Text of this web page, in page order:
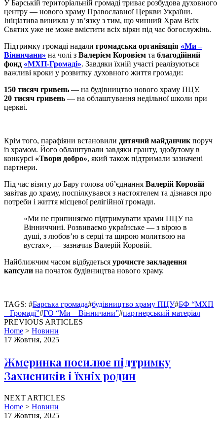
У Барській територіальній громаді триває розбудова духовного
центру — нового храму Православної Церкви України.
Ініціатива виникла у зв’язку з тим, що чинний Храм Всіх
Святих уже не може вмістити всіх вірян під час богослужінь.
Підтримку громаді надали громадська організація «Ми –
Вінничани» на чолі з Валерієм Коровієм та благодійний
фонд «МХП-Громаді». Завдяки їхній участі реалізуються
важливі кроки у розвитку духовного життя громади:
150 тисяч гривень — на будівництво нового храму ПЦУ.
20 тисяч гривень — на облаштування недільної школи при
церкві.
Крім того, парафіяни встановили дитячий майданчик поруч
із храмом. Його облаштували завдяки гранту, здобутому в
конкурсі «Твори добро», який також підтримали зазначені
партнери.
Під час візиту до Бару голова об’єднання Валерій Коровій
завітав до храму, поспілкувався з настоятелем та дізнався про
потреби і життя місцевої релігійної громади.
«Ми не припиняємо підтримувати храми ПЦУ на
Вінниччині. Розвиваємо українське — з вірою в
душі, з любов’ю в серці та щирою молитвою на
вустах», — зазначив Валерій Коровій.
Найближчим часом відбудеться урочисте закладення
капсули на початок будівництва нового храму.
TAGS: #Барська громада#будівництво храму ПЦУ#БФ “МХП
– Громаді”#ГО “Ми – Вінничани”#партнерський матеріал
PREVIOUS ARTICLES
Home > Новини
17 Жовтня, 2025
Жмеринка посилює підтримку
Захисників і їхніх родин
NEXT ARTICLES
Home > Новини
17 Жовтня, 2025